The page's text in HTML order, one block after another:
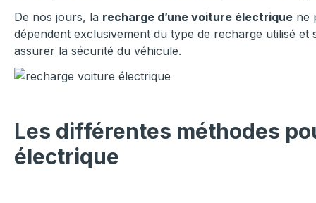
De nos jours, la recharge d’une voiture électrique ne
dépendent exclusivement du type de recharge utilisé
assurer la sécurité du véhicule.
Les différentes méthodes
électrique